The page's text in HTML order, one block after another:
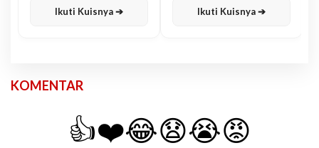
Ikuti Kuisnya ➔ Ikuti Kuisnya ➔
KOMENTAR
👍❤️😂😧😭😡